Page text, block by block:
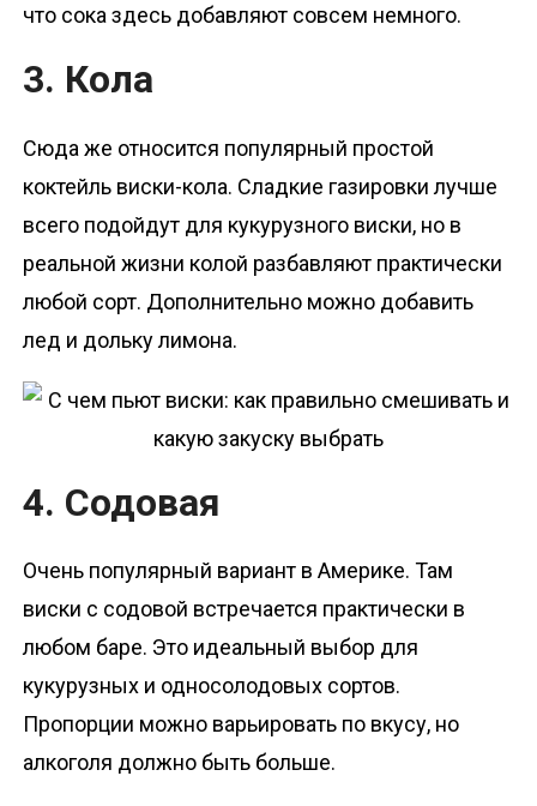
что сока здесь добавляют совсем немного.
3. Кола
Сюда же относится популярный простой
коктейль виски-кола. Сладкие газировки лучше
всего подойдут для кукурузного виски, но в
реальной жизни колой разбавляют практически
любой сорт. Дополнительно можно добавить
лед и дольку лимона.
4. Содовая
Очень популярный вариант в Америке. Там
виски с содовой встречается практически в
любом баре. Это идеальный выбор для
кукурузных и односолодовых сортов.
Пропорции можно варьировать по вкусу, но
алкоголя должно быть больше.